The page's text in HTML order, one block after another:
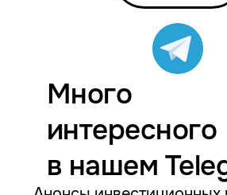
Много
интересного
в нашем